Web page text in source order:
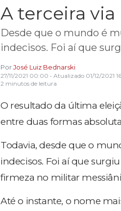
A terceira via
Desde que o mundo é
indecisos. Foi aí que
PorJosé Luiz Bednarski
27/11/2021 00:00 • Atualizado 01/12/2021
2 minutos de leitura
O resultado da última
entre duas formas
Todavia, desde que o
indecisos. Foi aí que
firmeza no militar
Até o instante, o nome